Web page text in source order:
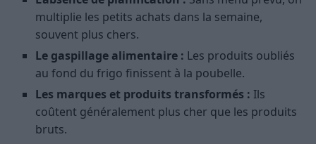
multiplie les petits achats dans la semaine,
souvent plus chers.
Le gaspillage alimentaire : Les produits oubliés
au fond du frigo finissent à la poubelle.
Les marques et produits transformés : Ils
coûtent généralement plus cher que les produits
bruts.